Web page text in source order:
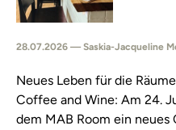
28.07.2026 — Saskia-Jacqueline
Neues Leben für die
Coffee and Wine: Am 24.
dem MAB Room ein